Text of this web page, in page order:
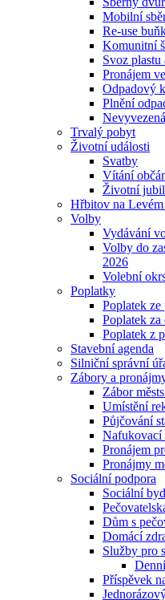
Mobilní
Re-use
Komunitní
Svoz plastu
Pronájem
Odpadový
Plnění
Trvalý pobyt
Životní události
Svatby
Vítání
Životní
Hřbitov na
Volby
Vydávání
Volby do
2026
Volební
Poplatky
Poplatek ze
Poplatek za
Poplatek z
Stavební agenda
Silniční správní
Zábory a
Zábor
Umístění
Půjčování
Nafukovací
Pronájem
Pronájmy
Sociální podpora
Sociální
Dům s
Domácí
Služby pro
Příspěvek